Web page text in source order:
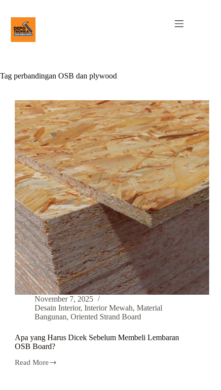
Tag perbandingan OSB dan plywood
November 7, 2025
Desain Interior, Interior Mewah, Material
Bangunan, Oriented Strand Board
Apa yang Harus Dicek Sebelum Membeli Lembaran
OSB Board?
Read More